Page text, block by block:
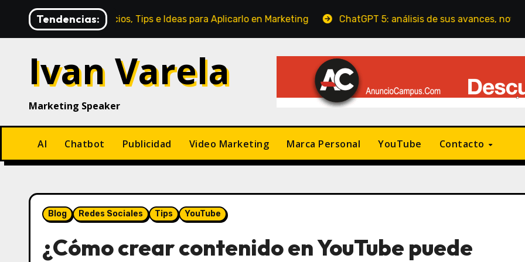
contenido
Tendencias:
Beneficios, Tips e Ideas para Aplicarlo en Marketing ChatGPT 5: análisis de sus avances, novedades y
Ivan Varela
Marketing Speaker
AI Chatbot Publicidad Video Marketing Marca Personal YouTube Contacto
Blog Redes Sociales Tips YouTube
¿Cómo crear contenido en YouTube puede